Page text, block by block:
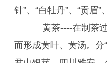
针”、“白牡丹”、“贡眉”
黄茶----在制茶过
而形成黄叶、黄汤。分